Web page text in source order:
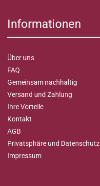
Informationen
Über uns
FAQ
Gemeinsam nachhaltig
Versand und Zahlung
Ihre Vorteile
Kontakt
AGB
Privatsphäre und Datenschutz
Impressum